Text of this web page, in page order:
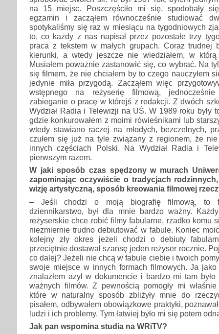
na 15 miejsc. Poszczęściło mi się, spodobały
egzamin i zacząłem równocześnie studiować
spotykaliśmy się raz w miesiącu na tygodniowych
to, co każdy z nas napisał przez pozostałe trzy
praca z tekstem w małych grupach. Coraz trudnej
kierunki, a wtedy jeszcze nie wiedziałem, w którą
Musiałem poważnie zastanowić się, co wybrać. Na
się filmem, że nie chciałem by to czego nauczyłem
jedynie miła przygodą. Zacząłem więc
wstępnego na reżyserię filmową,
zabieganie o pracę w którejś z redakcji. Z dwóch
Wydział Radia i Telewizji na UŚ. W 1989 roku były
gdzie konkurowałem z moimi rówieśnikami lub
wtedy stawiano raczej na młodych, bezczelnych,
czułem się już na tyle związany z regionem, że nie
innych częściach Polski. Na Wydział Radia i
pierwszym razem.
W jaki sposób czas spędzony w murach
zapominając oczywiście o tradycjach rodzinnych,
wizję artystyczną, sposób kreowania filmowej
– Jeśli chodzi o moją biografię filmową, to
dziennikarstwo, był dla mnie bardzo ważny.
reżyserskie chce robić filmy fabularne, rzadko komu
niezmiernie trudno debiutować w fabule. Koniec
kolejny zły okres jeżeli chodzi o debiuty
przeciętnie dostawał szansę jeden reżyser rocznie.
co dalej? Jeżeli nie chcą w fabule ciebie i twoich
swoje miejsce w innych formach filmowych. Ja
znalazłem azyl w dokumencie i bardzo mi tam było
ważnych filmów. Z pewnością pomogły mi
które w naturalny sposób zbliżyły mnie do
pisałem, odbywałem obowiązkowe praktyki,
ludzi i ich problemy. Tym łatwiej było mi się potem
Jak pan wspomina studia na WRiTV?